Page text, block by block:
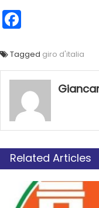
Tagged giro d'italia
Related Articles